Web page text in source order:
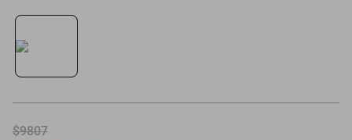
$9807